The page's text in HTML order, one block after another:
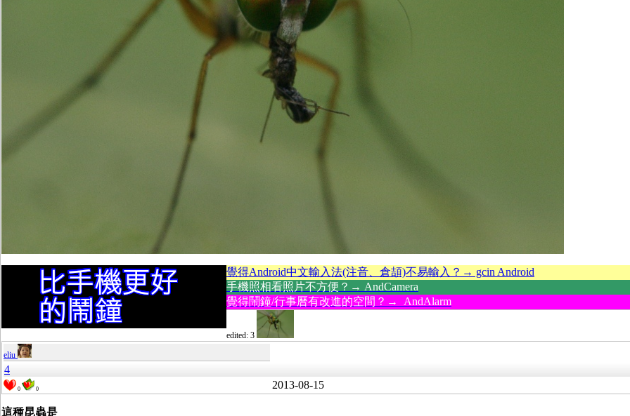
覺得Android中文輸入法(注音、倉頡)不易輸入？→ gcin Android
手機照相看照片不方便？→ AndCamera
覺得鬧鐘/行事曆有改進的空間？→ AndAlarm
edited: 3
eliu
4
0 0 2013-08-15
這種昆蟲是